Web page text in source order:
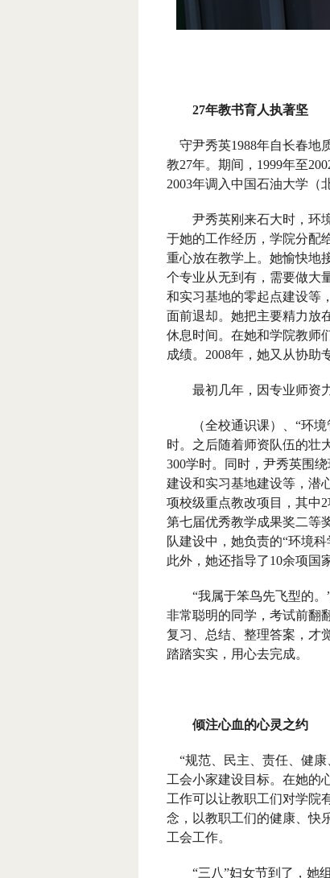
27年教书育人执著坚
守尹秀英1988年自长春地
教27年。期间， 1999年至
2003年调入中国石油大学（
尹秀英刚来石大时，环境
于她的工作经历，学院分配
重心放在教学上。她愉快地
个专业从无到有，需要做大
和实习基地的零起点建设等
面前退却。她把主要精力放
休息时间。在她和学院教师
成绩。 2008年，她又从协助
最初几年，因专业师资力
（全校通识课）、“环境
时。之后随着师资队伍的壮
300学时。同时，尹秀英围
建设和实习基地建设等，潜
项校级重点教改项目，其中2
第七届优秀教学成果奖二等
队建设中，她负责的“环境
此外，她还指导了10余项国
“我属于笨鸟先飞型的。”
非常聪明的同学，考试前翻
复习、总结、整理答案，才
踏踏实实，用心去完成。
倾注心血的心灵之约
“规范、民主、责任、健
工会小家建设目标。在她的
工作可以让教职工们对学院
念，以教职工们的健康、快
工会工作。
“三八”妇女节到了，她组